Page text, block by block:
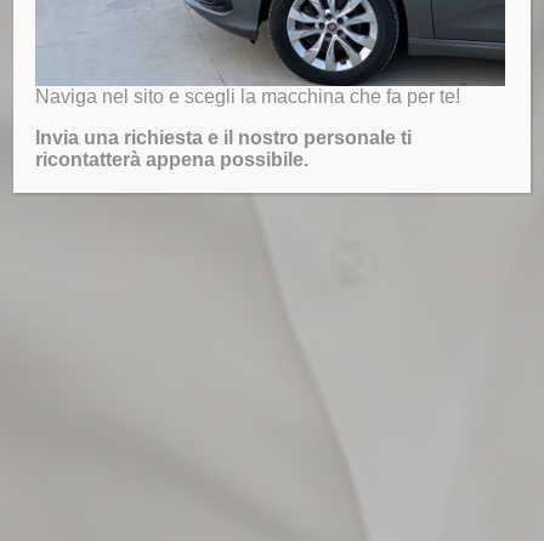
Naviga nel sito e scegli la macchina che fa per te!
Invia una richiesta e il nostro personale ti
ricontatterà appena possibile.